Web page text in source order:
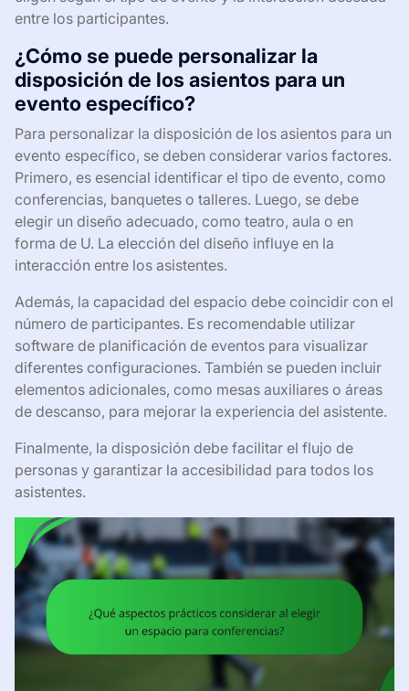
entre los participantes.
¿Cómo se puede personalizar la
disposición de los asientos para un
evento específico?
Para personalizar la disposición de los asientos para un
evento específico, se deben considerar varios factores.
Primero, es esencial identificar el tipo de evento, como
conferencias, banquetes o talleres. Luego, se debe
elegir un diseño adecuado, como teatro, aula o en
forma de U. La elección del diseño influye en la
interacción entre los asistentes.
Además, la capacidad del espacio debe coincidir con el
número de participantes. Es recomendable utilizar
software de planificación de eventos para visualizar
diferentes configuraciones. También se pueden incluir
elementos adicionales, como mesas auxiliares o áreas
de descanso, para mejorar la experiencia del asistente.
Finalmente, la disposición debe facilitar el flujo de
personas y garantizar la accesibilidad para todos los
asistentes.